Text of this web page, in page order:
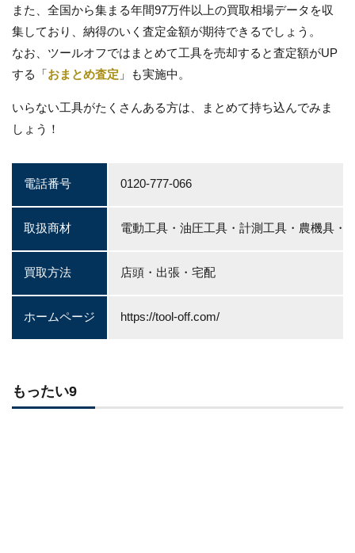
また、全国から集まる年間97万件以上の買取相場データを収
集しており、納得のいく査定金額が期待できるでしょう。
なお、ツールオフではまとめて工具を売却すると査定額がUP
する「 おまとめ査定 」も実施中。
いらない工具がたくさんある方は、まとめて持ち込んでみま
しょう！
電話番号 0120-777-066
取扱商材 電動工具・油圧工具・計測工具・農機具・
買取方法 店頭・出張・宅配
ホームページ https://tool-off.com/
もったい9